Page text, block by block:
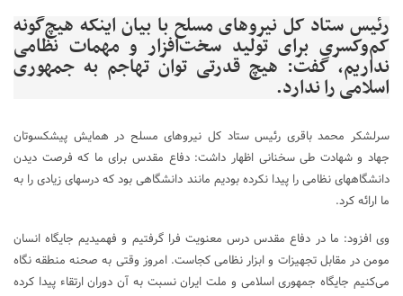
رئیس ستاد کل نیروهای مسلح با بیان اینکه هیچ‌گونه
کم‌وکسری برای تولید سخت‌افزار و مهمات نظامی
نداریم، گفت: هیچ قدرتی توان تهاجم به جمهوری
اسلامی را ندارد.
سرلشکر محمد باقری رئیس ستاد کل نیروهای مسلح در همایش پیشکسوتان
جهاد و شهادت طی سخنانی اظهار داشت: دفاع مقدس برای ما که فرصت دیدن
دانشگاههای نظامی را پیدا نکرده بودیم مانند دانشگاهی بود که درسهای زیادی را به
ما ارائه کرد.
وی افزود: ما در دفاع مقدس درس معنویت فرا گرفتیم و فهمیدیم جایگاه انسان
مومن در مقابل تجهیزات و ابزار نظامی کجاست. امروز وقتی به صحنه منطقه نگاه
می‌کنیم جایگاه جمهوری اسلامی و ملت ایران نسبت به آن دوران ارتقاء پیدا کرده